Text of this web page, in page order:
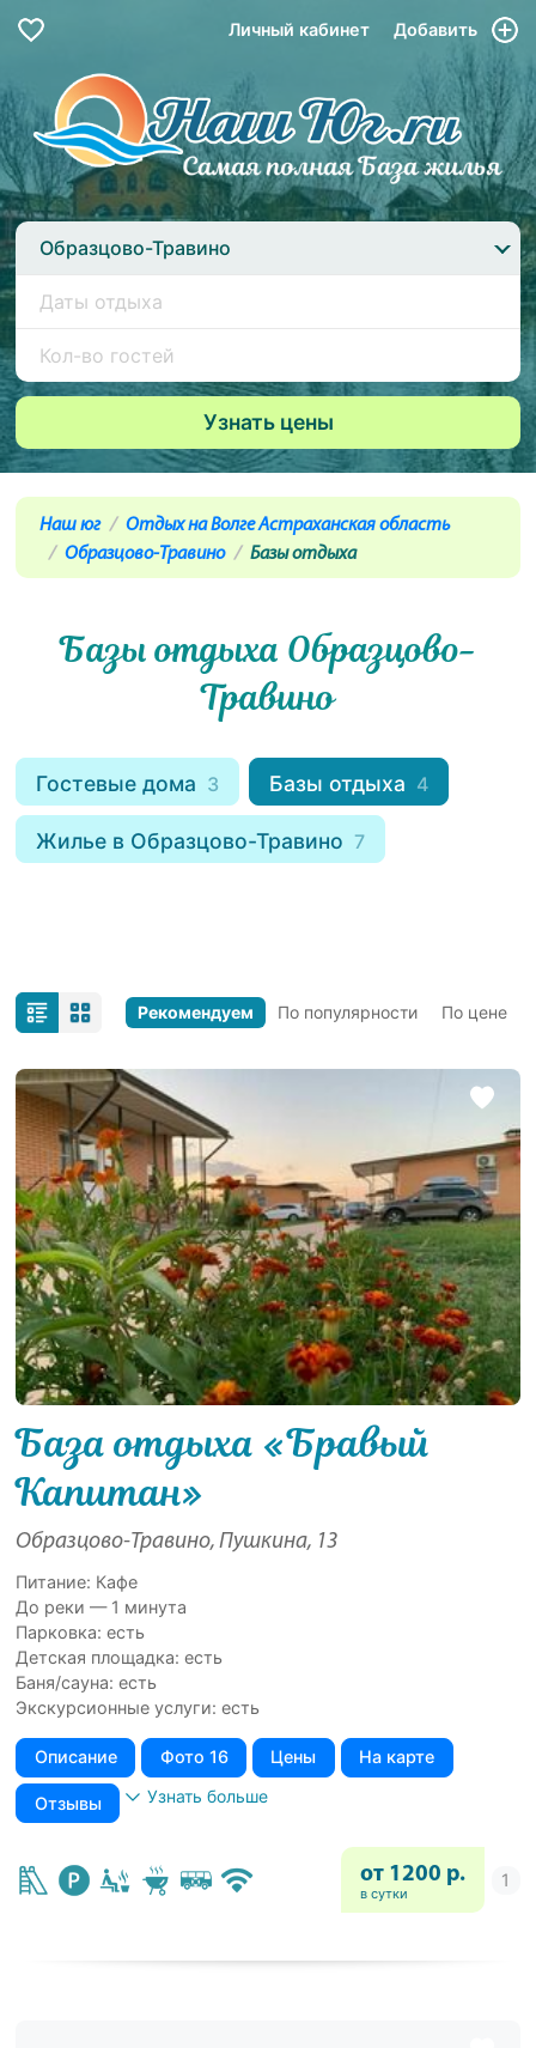
Личный кабинет Добавить
Образцово-Травино
Наш юг
Отдых на Волге Астраханская область
Образцово-Травино
Базы отдыха
Базы отдыха Образцово-
Травино
Гостевые дома 3 Базы отдыха 4
Жилье в Образцово-Травино 7
Рекомендуем По популярности По цене
База отдыха «Бравый
Капитан»
Образцово-Травино, Пушкина, 13
Питание: Кафе
До реки — 1 минута
Парковка: есть
Детская площадка: есть
Баня/сауна: есть
Экскурсионные услуги: есть
Описание Фото 16 Цены На карте
Отзывы Узнать больше
от 1200 р.
в сутки